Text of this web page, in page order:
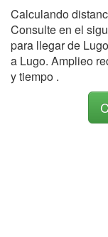
Calculando
Consulte en el
para llegar de
a Lugo. Amplieo
y tiempo .